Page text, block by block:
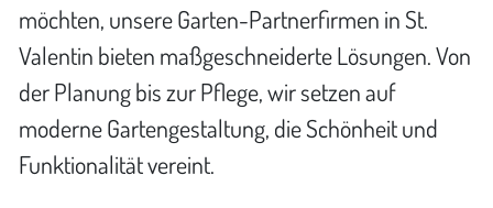
möchten, unsere Garten-Partnerfirmen in St.
Valentin bieten maßgeschneiderte Lösungen. Von
der Planung bis zur Pflege, wir setzen auf
moderne Gartengestaltung, die Schönheit und
Funktionalität vereint.